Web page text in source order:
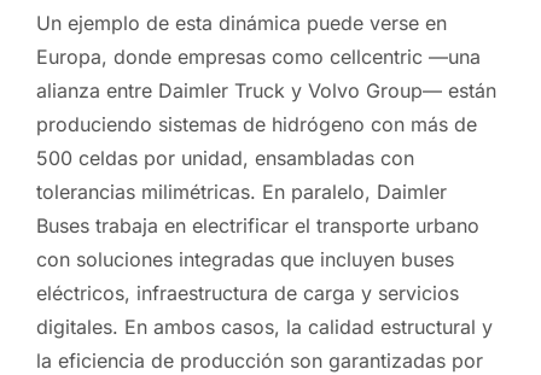
Un ejemplo de esta dinámica puede verse en
Europa, donde empresas como cellcentric —una
alianza entre Daimler Truck y Volvo Group— están
produciendo sistemas de hidrógeno con más de
500 celdas por unidad, ensambladas con
tolerancias milimétricas. En paralelo, Daimler
Buses trabaja en electrificar el transporte urbano
con soluciones integradas que incluyen buses
eléctricos, infraestructura de carga y servicios
digitales. En ambos casos, la calidad estructural y
la eficiencia de producción son garantizadas por